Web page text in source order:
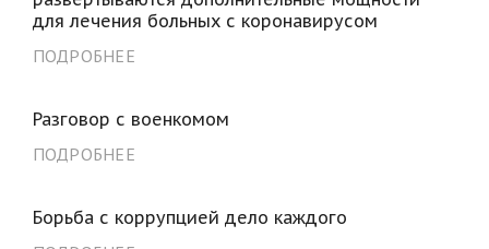
для лечения больных с коронавирусом
ПОДРОБНЕЕ
Разговор с военкомом
ПОДРОБНЕЕ
Борьба с коррупцией дело каждого